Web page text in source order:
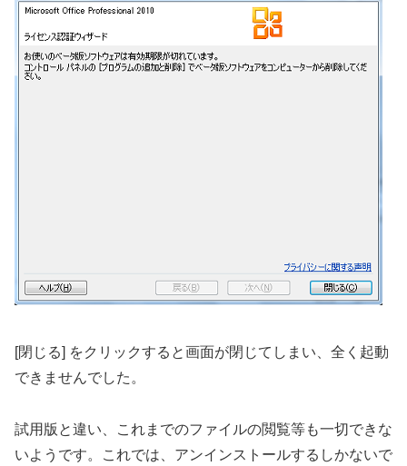
[閉じる] をクリックすると画面が閉じてしまい、全く起動
できませんでした。
試用版と違い、これまでのファイルの閲覧等も一切できな
いようです。これでは、アンインストールするしかないで